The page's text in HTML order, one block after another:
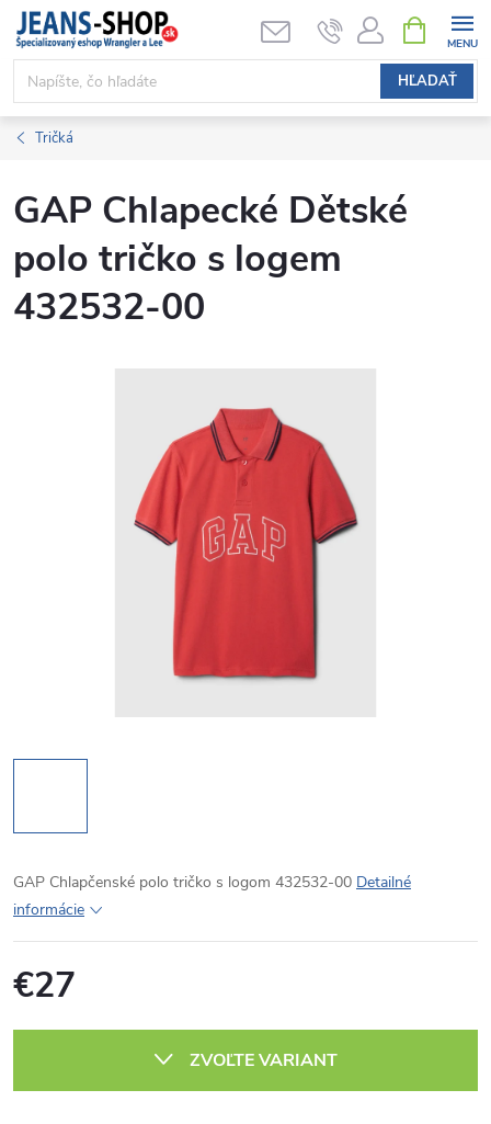
Prejsť
obsah
HĽADAŤ
KOŠÍK
Tričká
GAP Chlapecké Dětské
polo tričko s logem
432532-00
GAP Chlapčenské polo tričko s logom 432532-00 Detailné
informácie
€27
ZVOĽTE VARIANT